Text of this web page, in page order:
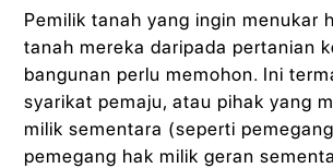
Pemilik tanah yang ingin menukar
tanah mereka daripada pertanian
bangunan perlu memohon. Ini
syarikat pemaju, atau pihak yang
milik sementara (seperti
pemegang hak milik geran